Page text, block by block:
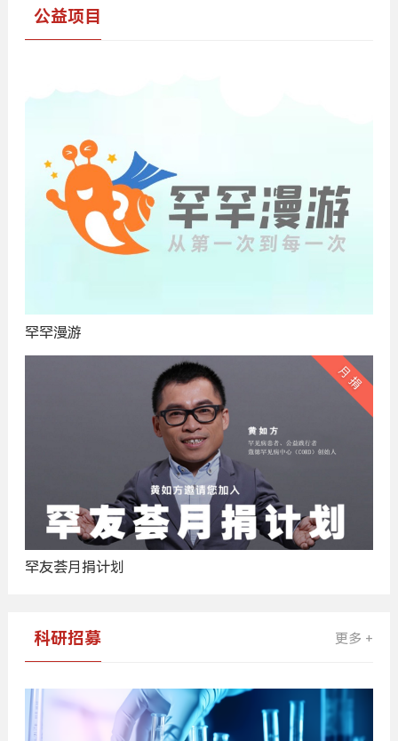
公益项目
罕罕漫游
罕友荟月捐计划
科研招募 更多 +